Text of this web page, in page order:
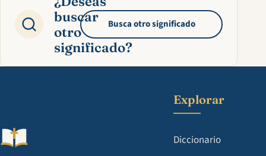
buscar
otro
significado?
Busca otro significado
Explorar
Diccionario